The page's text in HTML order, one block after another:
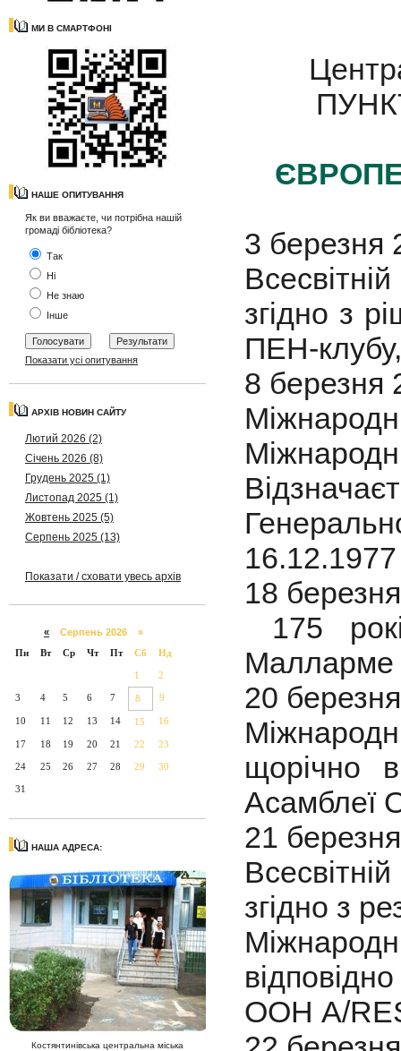
МИ В СМАРТФОНІ
НАШЕ ОПИТУВАННЯ
Як ви вважаєте, чи потрібна нашій
громаді бібліотека?
Так
Ні
Не знаю
Інше
Показати усі опитування
АРХІВ НОВИН САЙТУ
Лютий 2026 (2)
Січень 2026 (8)
Грудень 2025 (1)
Листопад 2025 (1)
Жовтень 2025 (5)
Серпень 2025 (13)
Показати / сховати увесь архів
« Серпень 2026 »
Пн
Вт Ср Чт Пт Сб Нд
1 2
3 4 5 6 7 8 9
10 11 12 13 14 15 16
17 18 19 20 21 22 23
24 25 26 27 28 29 30
31
НАША АДРЕСА:
Костянтинівська центральна міська
3 березня
згідно з
ПЕН-
8 березня
18
175
Малларме
20
щорічно
Асамблеї
21
згідно з
ООН А/